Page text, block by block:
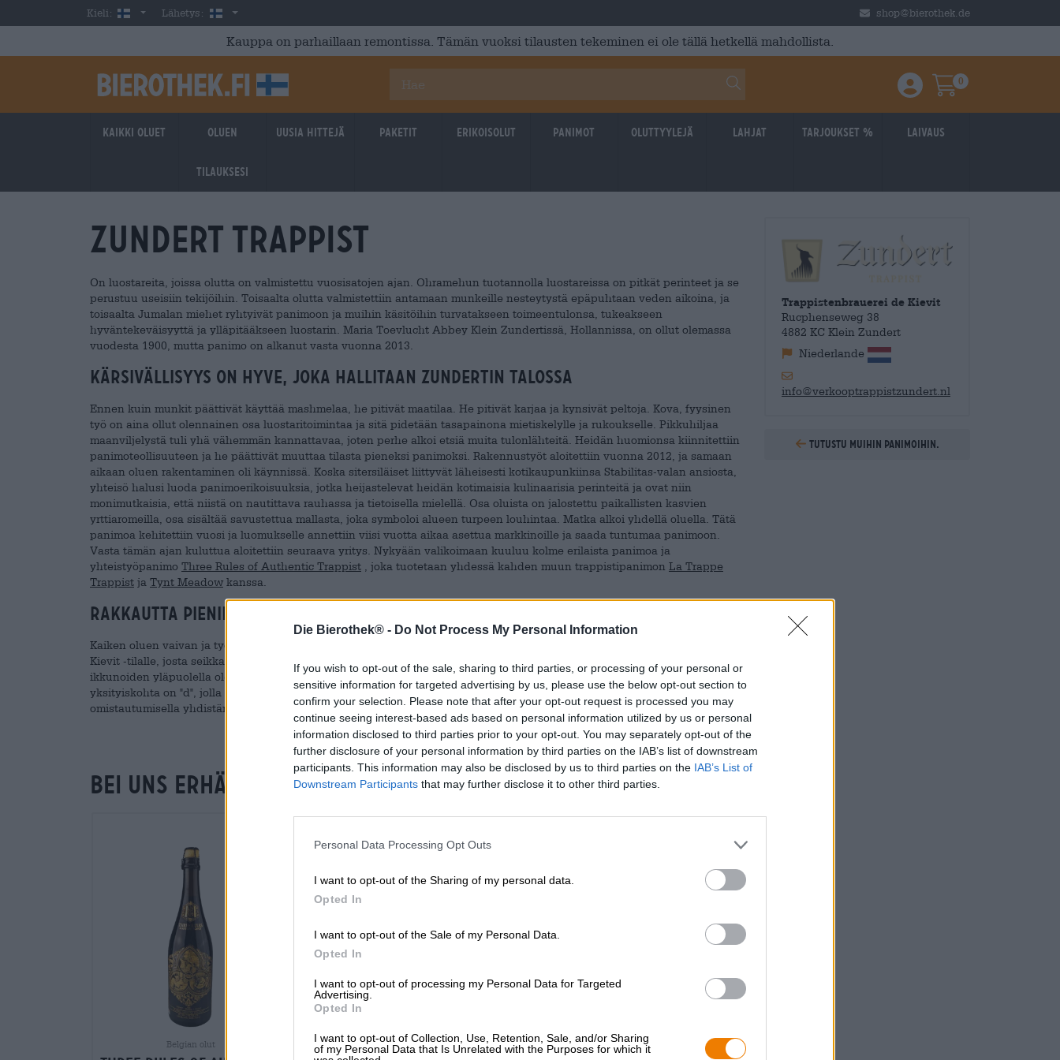
Die Bierothek® - Do Not Process My Personal Information
If you wish to opt-out of the sale, sharing to third parties, or processing of your personal or
sensitive information for targeted advertising by us, please use the below opt-out section to
confirm your selection. Please note that after your opt-out request is processed you may
continue seeing interest-based ads based on personal information utilized by us or personal
information disclosed to third parties prior to your opt-out. You may separately opt-out of the
further disclosure of your personal information by third parties on the IAB’s list of downstream
participants. This information may also be disclosed by us to third parties on the IAB’s List of
Downstream Participants that may further disclose it to other third parties.
Personal Data Processing Opt Outs
I want to opt-out of the Sharing of my personal data.
Opted In
I want to opt-out of the Sale of my Personal Data.
Opted In
I want to opt-out of processing my Personal Data for Targeted
Advertising.
Opted In
I want to opt-out of Collection, Use, Retention, Sale, and/or Sharing
of my Personal Data that Is Unrelated with the Purposes for which it
Skip to main content
Kieli: FinnishLähetys: Suomi shop@bierothek.de
Kauppa on parhaillaan remontissa. Tämän vuoksi tilausten tekeminen ei ole tällä hetkellä mahdollista.
Einloggen / Anmelden
Warenkorb
0
Kaikki oluet Oluen
tilauksesi
Uusia hittejä Paketit Erikoisolut Panimot Oluttyylejä Lahjat Tarjoukset % laivaus
Zundert Trappist
On luostareita, joissa olutta on valmistettu vuosisatojen ajan. Ohramehun tuotannolla luostareissa on pitkät perinteet ja se
perustuu useisiin tekijöihin. Toisaalta olutta valmistettiin antamaan munkeille nesteytystä epäpuhtaan veden aikoina, ja
toisaalta Jumalan miehet ryhtyivät panimoon ja muihin käsitöihin turvatakseen toimeentulonsa, tukeakseen
hyväntekeväisyyttä ja ylläpitääkseen luostarin. Maria Toevlucht Abbey Klein Zundertissä, Hollannissa, on ollut olemassa
vuodesta 1900, mutta panimo on alkanut vasta vuonna 2013.
Kärsivällisyys on hyve, joka hallitaan Zundertin talossa
Ennen kuin munkit päättivät käyttää mashmelaa, he pitivät maatilaa. He pitivät karjaa ja kynsivät peltoja. Kova, fyysinen
työ on aina ollut olennainen osa luostaritoimintaa ja sitä pidetään tasapainona mietiskelylle ja rukoukselle. Pikkuhiljaa
maanviljelystä tuli yhä vähemmän kannattavaa, joten perhe alkoi etsiä muita tulonlähteitä. Heidän huomionsa kiinnitettiin
panimoteollisuuteen ja he päättivät muuttaa tilasta pieneksi panimoksi. Rakennustyöt aloitettiin vuonna 2012, ja samaan
aikaan oluen rakentaminen oli käynnissä. Koska sitersiläiset liittyvät läheisesti kotikaupunkiinsa Stabilitas-valan ansiosta,
yhteisö halusi luoda panimoerikoisuuksia, jotka heijastelevat heidän kotimaisia kulinaarisia perinteitä ja ovat niin
monimutkaisia, että niistä on nautittava rauhassa ja tietoisella mielellä. Osa oluista on jalostettu paikallisten kasvien
yrttiaromeilla, osa sisältää savustettua mallasta, joka symboloi alueen turpeen louhintaa. Matka alkoi yhdellä oluella. Tätä
panimoa kehitettiin vuosi ja luomukselle annettiin viisi vuotta aikaa asettua markkinoille ja saada tuntumaa panimoon.
Vasta tämän ajan kuluttua aloitettiin seuraava yritys. Nykyään valikoimaan kuuluu kolme erilaista panimoa ja
yhteistyöpanimo Three Rules of Authentic Trappist , joka tuotetaan yhdessä kahden muun trappistipanimon La Trappe
Trappist ja Tynt Meadow kanssa.
rakkautta pienintä yksityiskohtaa myöten
Kaiken oluen vaivan ja työn lisäksi munkit pohtivat panimonsa logoa. Heraldinen eläin on siipi: se on muistomerkki De
Kievit -tilalle, josta seikkailu alkoi. Abstrahoitu ja modernisti muotoiltu lintu lepää neliössä, joka on mallinnettu luostarin
ikkunoiden yläpuolella olevasta Keystonesta. Raamattu perustuu pitkäaikaiseen luostariperinteeseen. Hauska
yksityiskohta on "d", jolla on sama huppu kuin lapwingissä. Maria Toevlucht Abbeyn munkit onnistuvat suurella
omistautumisella yhdistämään moderneja tyylielementtejä uskontonsa tuhansia vuosia vanhoihin tapoihin.
Trappistenbrauerei de Kievit
Rucphenseweg 38
4882 KC Klein Zundert
Niederlande
info@verkooptrappistzundert.nl
Tutustu muihin panimoihin.
Bei uns erhältlich
Belgian olut